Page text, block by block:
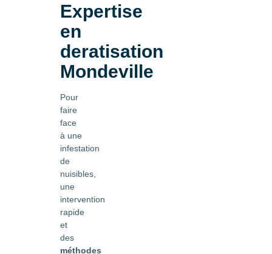
Expertise
en
deratisation
Mondeville
Pour
faire
face
à une
infestation
de
nuisibles,
une
intervention
rapide
et
des
méthodes